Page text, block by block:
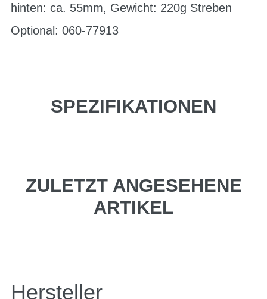
hinten: ca. 55mm, Gewicht: 220g Streben
Optional: 060-77913
SPEZIFIKATIONEN
ZULETZT ANGESEHENE
ARTIKEL
Hersteller